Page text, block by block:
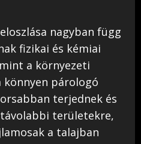
nagyban függ
fizikai és kémiai
a környezeti
könnyen párologó
terjednek és
területekre,
a talajban